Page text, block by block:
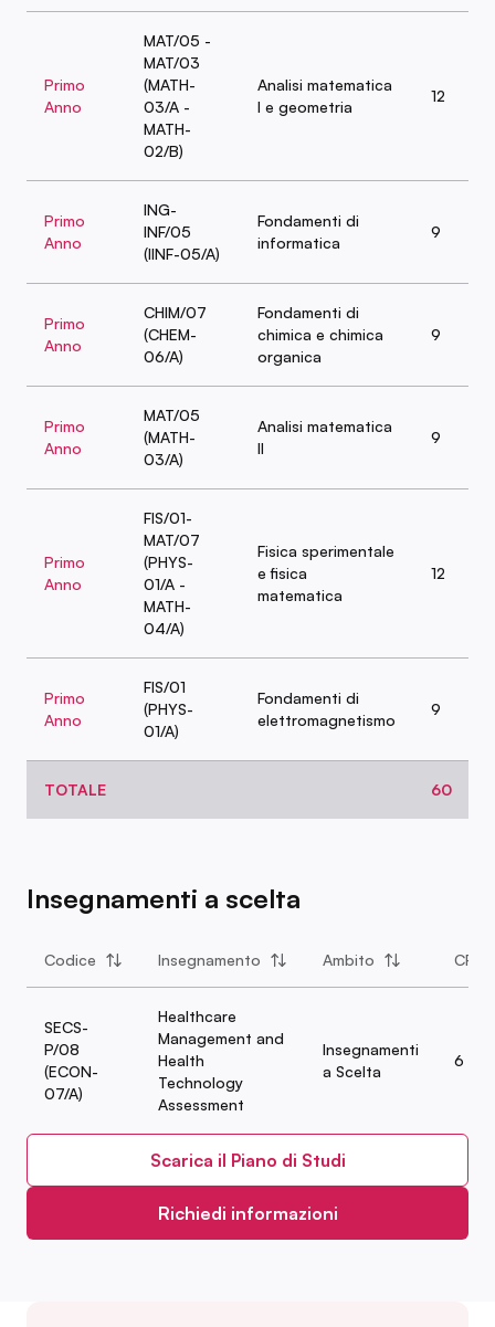
Primo
Anno
MAT/05 -
MAT/03
(MATH-
03/A -
MATH-
02/B)
Analisi matematica
I e geometria
12
Primo
Anno
ING-
INF/05
(IINF-05/A)
Fondamenti di
informatica
9
Primo
Anno
CHIM/07
(CHEM-
06/A)
Fondamenti di
chimica e chimica
organica
9
Primo
Anno
MAT/05
(MATH-
03/A)
Analisi matematica
II
9
Primo
Anno
FIS/01-
MAT/07
(PHYS-
01/A -
MATH-
04/A)
Fisica sperimentale
e fisica
matematica
12
Primo
Anno
FIS/01
(PHYS-
01/A)
Fondamenti di
elettromagnetismo
9
TOTALE 60
Insegnamenti a scelta
Codice Insegnamento Ambito CFU
SECS-
P/08
(ECON-
07/A)
Healthcare
Management and
Health
Technology
Assessment
Insegnamenti
a Scelta
6
Scarica il Piano di Studi
Richiedi informazioni